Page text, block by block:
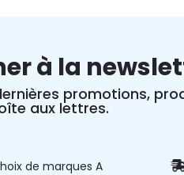
à la
promotions,
aux lettres.
de marques A